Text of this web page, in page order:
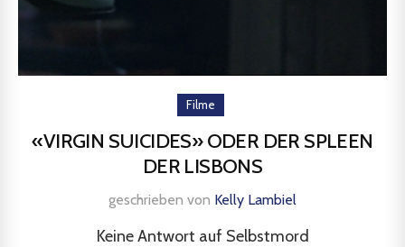
Filme
«VIRGIN SUICIDES» ODER DER SPLEEN
DER LISBONS
geschrieben von Kelly Lambiel
Keine Antwort auf Selbstmord